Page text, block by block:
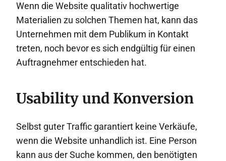
Wenn die Website qualitativ hochwertige
Materialien zu solchen Themen hat, kann das
Unternehmen mit dem Publikum in Kontakt
treten, noch bevor es sich endgültig für einen
Auftragnehmer entschieden hat.
Usability und Konversion
Selbst guter Traffic garantiert keine Verkäufe,
wenn die Website unhandlich ist. Eine Person
kann aus der Suche kommen, den benötigten